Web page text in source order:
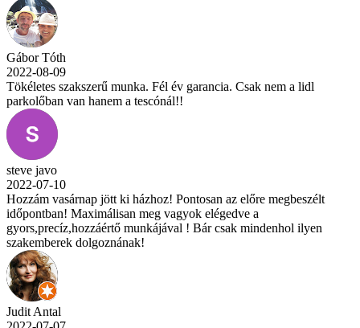
Gábor Tóth
2022-08-09
Tökéletes szakszerű munka. Fél év garancia. Csak nem a lidl
parkolőban van hanem a tescónál!!
steve javo
2022-07-10
Hozzám vasárnap jött ki házhoz! Pontosan az előre megbeszélt
időpontban! Maximálisan meg vagyok elégedve a
gyors,precíz,hozzáértő munkájával ! Bár csak mindenhol ilyen
szakemberek dolgoznának!
Judit Antal